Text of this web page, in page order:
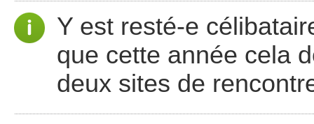
Y est resté-e
que cette année cela
deux sites de